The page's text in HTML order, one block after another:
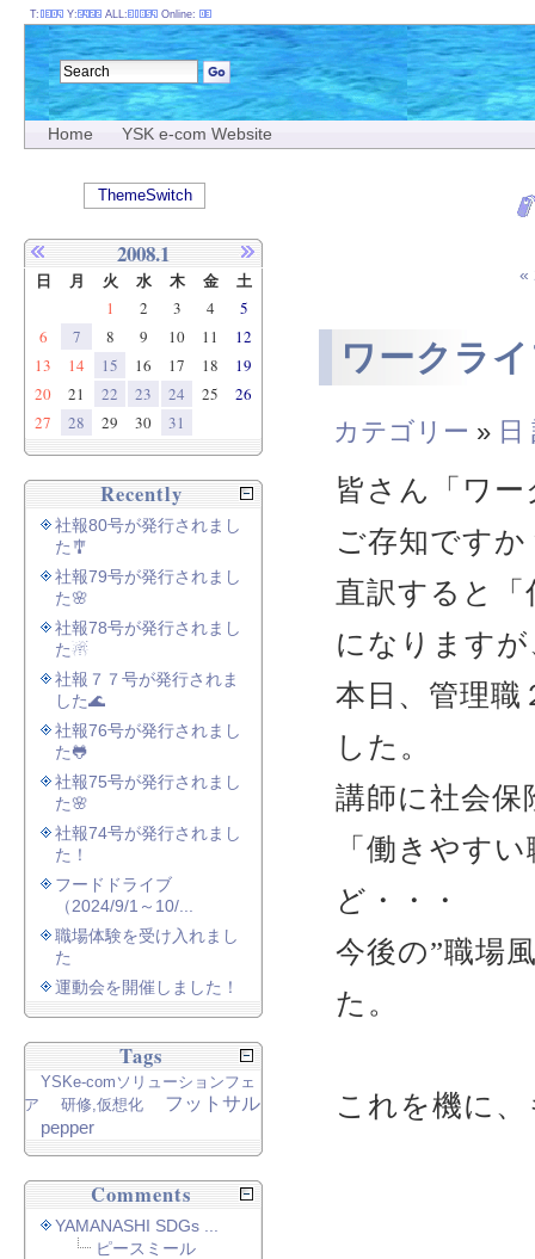
Home YSK e-com Website
«
ワークラ
カテゴリー » 日
皆さん「ワ
ご存知ですか
直訳すると
になりますが
本日、管理職
した。
講師に社会保
「働きやす
ど・・・
今後の”職場
た。
これを機に
T: Y: ALL: Online:
ThemeSwitch
2008.1
日 月 火 水 木 金 土
1 2 3 4
5
6
7 8 9 10 11
12
13
14 15 16 17 18
19
20
21 22 23 24 25
26
27
28 29 30 31
Recently
社報80号が発行されまし
た🎐
社報79号が発行されまし
た🌸
社報78号が発行されまし
た☃
社報７７号が発行されま
した🌊
社報76号が発行されまし
た🐸
社報75号が発行されまし
た🌸
社報74号が発行されまし
た！
フードドライブ
（2024/9/1～10/...
職場体験を受け入れまし
た
運動会を開催しました！
Tags
YSKe-comソリューションフェ
ア
研修,仮想化
フットサル
pepper
Comments
YAMANASHI SDGs ...
ピースミール